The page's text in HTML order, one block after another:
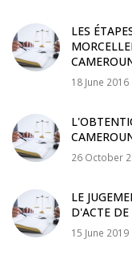
LES
18 June 2016
26 October
LE
D'ACTE
15 June 2019